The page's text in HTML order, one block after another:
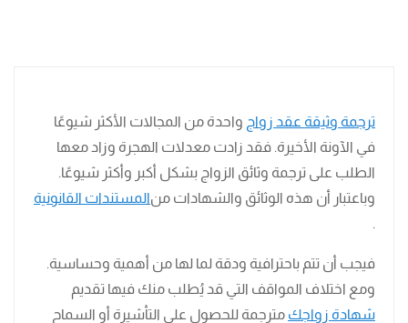
ترجمة وثيقة عقد زواج واحدة من المجالات الأكثر شيوعًا
في الآونة الأخيرة. فقد زادت معدلات الهجرة وزاد معها
الطلب على ترجمة وثائق الزواج بشكل أكبر وأكثر شيوعًا.
وباعتبار أن هذه الوثائق والشهادات منالمستندات القانونية
.
فيجب أن تتم باحترافية ودقة لما لها من أهمية وحساسية.
ومع اختلاف المواقف التي قد يُطلب منك فيها تقديم
شهادة زواجك مترجمة للحصول على التأشيرة أو السماح